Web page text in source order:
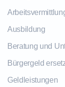
Ausbildung
Beratung und
Bürgergeld
Geldleistungen